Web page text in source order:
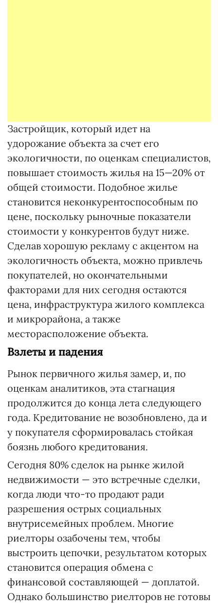
Застройщик, который идет на
удорожание объекта за счет его
экологичности, по оценкам специалистов,
повышает стоимость жилья на 15—20% от
общей стоимости. Подобное жилье
становится неконкурентоспособным по
цене, поскольку рыночные показатели
стоимости у конкурентов будут ниже.
Сделав хорошую рекламу с акцентом на
экологичность объекта, можно привлечь
покупателей, но окончательными
факторами для них сегодня остаются
цена, инфраструктура жилого комплекса
и микрорайона, а также
месторасположение объекта.
Взлеты и падения
Рынок первичного жилья замер, и, по
оценкам аналитиков, эта стагнация
продолжится до конца лета следующего
года. Кредитование не возобновлено, да и
у покупателя сформировалась стойкая
боязнь любого кредитования.
Сегодня 80% сделок на рынке жилой
недвижимости — это встречные сделки,
когда люди что-то продают ради
разрешения острых социальных
внутрисемейных проблем. Многие
риелторы озабочены тем, чтобы
выстроить цепочки, результатом которых
становится операция обмена с
финансовой составляющей — доплатой.
Однако большинство риелторов не готовы